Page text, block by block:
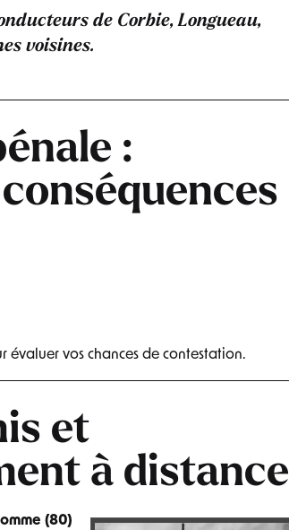
de Corbie, Longueau,
voisines.
:
évaluer vos chances de contestation.
et
à distance
(80)